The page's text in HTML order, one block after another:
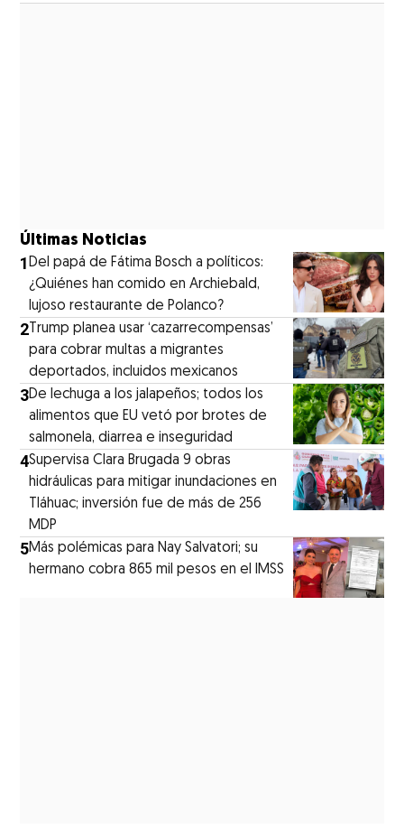
Últimas Noticias
1⁠Del papá de Fátima Bosch a políticos:
¿Quiénes han comido en Archiebald,
lujoso restaurante de Polanco?
2 Trump planea usar ‘cazarrecompensas’
para cobrar multas a migrantes
deportados, incluidos mexicanos
3De lechuga a los jalapeños; todos los
alimentos que EU vetó por brotes de
salmonela, diarrea e inseguridad
4Supervisa Clara Brugada 9 obras
hidráulicas para mitigar inundaciones en
Tláhuac; inversión fue de más de 256
MDP
5Más polémicas para Nay Salvatori; su
hermano cobra 865 mil pesos en el IMSS